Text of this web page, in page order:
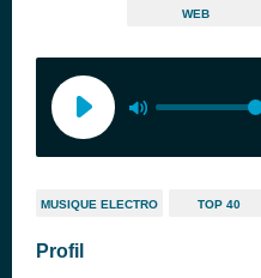
WEB
MUSIQUE ELECTRO TOP 40
Profil